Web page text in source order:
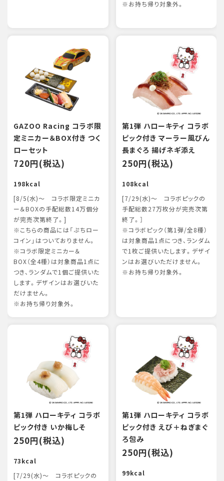
※お持ち帰り対象外。
GAZOO Racing コラボ限
定ミニカー＆BOX付き つく
ローセット
720円(税込)
198kcal
[8/5(水)～ コラボ限定ミニカ
ー＆BOXの手配総数14万個分
が完売次第終了。]
※こちらの商品には「ぷちロー
コイン」はついておりません。
※コラボ限定ミニカー＆
BOX（全4種）は対象商品1点に
つき、ランダムで1個ご提供いた
します。デザインはお選びいた
だけません。
※お持ち帰り対象外。
第1弾 ハローキティ コラボ
ピック付き マーラー風びん
長まぐろ 揚げネギ添え
250円(税込)
108kcal
[7/29(水)～ コラボピックの
手配総数27万枚分が完売次第
終了。］
※コラボピック（第1弾/全8種）
は対象商品1点につき、ランダム
で1枚ご提供いたします。デザイ
ンはお選びいただけません。
※お持ち帰り対象外。
第1弾 ハローキティ コラボ
ピック付き いか梅しそ
250円(税込)
73kcal
[7/29(水)～ コラボピックの
第1弾 ハローキティ コラボ
ピック付き えび＋ねぎまぐ
ろ包み
250円(税込)
99kcal